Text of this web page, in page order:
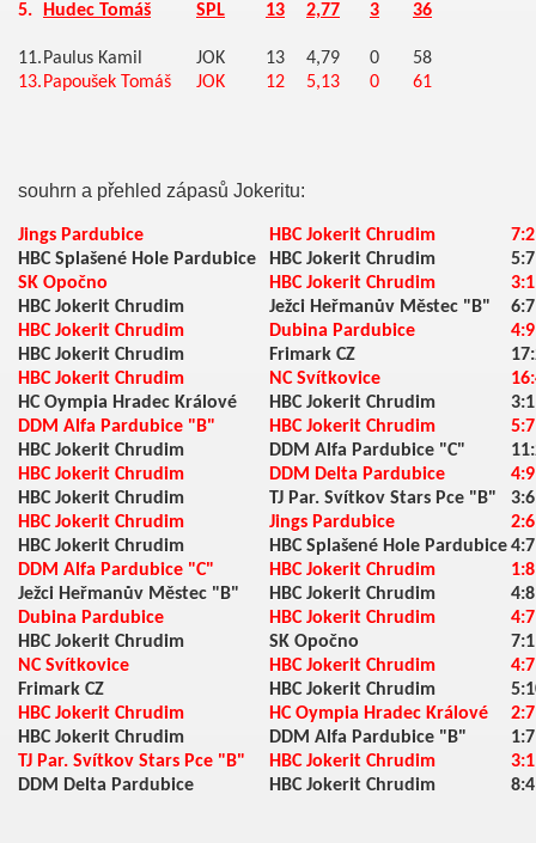
5.
Hudec Tomáš SPL 13 2,77 3 36
11. Paulus Kamil JOK 13 4,79 0
58
13. Papoušek Tomáš JOK 12 5,13 0 61
souhrn a přehled zápasů Jokeritu:
Jings Pardubice HBC Jokerit Chrudim
7:2
HBC Splašené Hole Pardubice
HBC Jokerit Chrudim
5:7
SK Opočno
HBC Jokerit Chrudim
HBC Jokerit Chrudim
Ježci Heřmanův Městec "B"
HBC Jokerit Chrudim
Dubina Pardubice
4:9
HBC Jokerit Chrudim
Frimark CZ
HBC Jokerit Chrudim
NC Svítkovice
HC Oympia Hradec Králové
HBC Jokerit Chrudim
3:1
DDM Alfa Pardubice "B"
HBC Jokerit Chrudim
5:7
HBC Jokerit Chrudim
DDM Alfa Pardubice "C"
HBC Jokerit Chrudim
DDM Delta Pardubice
4:9
HBC Jokerit Chrudim
TJ Par. Svítkov Stars Pce "B"
3:6
HBC Jokerit Chrudim
Jings Pardubice
2:6
HBC Jokerit Chrudim
HBC Splašené Hole Pardubice4:7
DDM Alfa Pardubice "C"
HBC Jokerit Chrudim
1:8
Ježci Heřmanův Městec "B"
HBC Jokerit Chrudim
4:8
Dubina Pardubice
HBC Jokerit Chrudim
4:7
HBC Jokerit Chrudim
SK Opočno
7:1
NC Svítkovice
HBC Jokerit Chrudim
4:7
Frimark CZ
HBC Jokerit Chrudim
HBC Jokerit Chrudim
HC Oympia Hradec Králové
2:7
HBC Jokerit Chrudim
DDM Alfa Pardubice "B"
1:7
TJ Par. Svítkov Stars Pce "B"
HBC Jokerit Chrudim
3:1
DDM Delta Pardubice
HBC Jokerit Chrudim 8:4